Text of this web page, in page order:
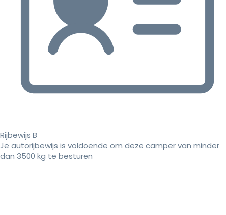
Rijbewijs B
Je autorijbewijs is voldoende om deze camper van minder
dan 3500 kg te besturen